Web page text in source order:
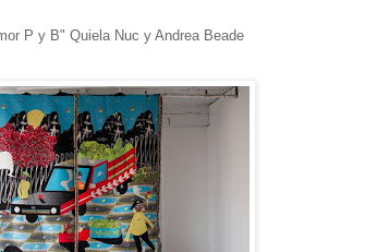
P y B" Quiela Nuc y Andrea Beade